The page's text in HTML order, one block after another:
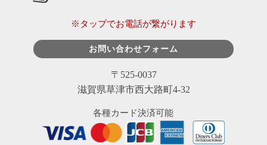
※タップでお電話が繋がります
お問い合わせフォーム
〒525-0037
滋賀県草津市西大路町4-32
各種カード決済可能